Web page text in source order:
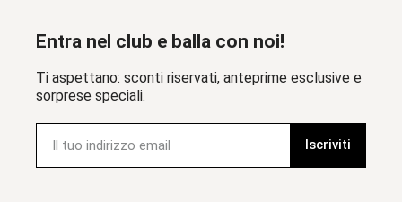
Entra nel club e balla con noi!
Ti aspettano: sconti riservati, anteprime esclusive e
sorprese speciali.
Iscriviti